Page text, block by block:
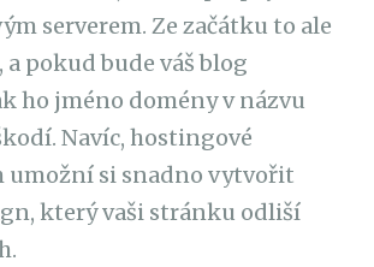
serverem. Ze začátku to ale
pokud bude váš blog
ho jméno domény v názvu
Navíc, hostingové
umožní si snadno vytvořit
který vaši stránku odliší